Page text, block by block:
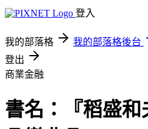
登入
我的部落格 我的部落格後台
登出
商業金融
書名：『稻盛